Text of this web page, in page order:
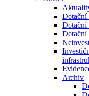
Dotační
Dotační
Dotační
Archiv